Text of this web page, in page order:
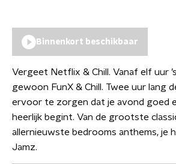
Binnenkort beschikbaar
Vergeet Netflix & Chill. Vanaf elf uur
gewoon FunX & Chill. Twee uur lang
ervoor te zorgen dat je avond goed
heerlijk begint. Van de grootste
allernieuwste bedrooms anthems, je
Jamz.